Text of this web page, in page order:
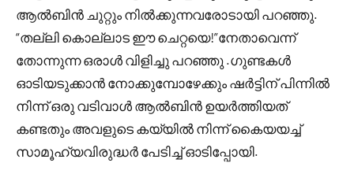
ആൽബിൻ ചുറ്റും നിൽക്കുന്നവരോടായി പറഞ്ഞു.
“തല്ലി കൊല്ലാട ഈ ചെറ്റയെ!”നേതാവെന്ന്
തോന്നുന്ന ഒരാൾ വിളിച്ചു പറഞ്ഞു .ഗുണ്ടകൾ
ഓടിയടുക്കാൻ നോക്കുമ്പോഴേക്കും ഷർട്ടിന് പിന്നിൽ
നിന്ന് ഒരു വടിവാൾ ആൽബിൻ ഉയർത്തിയത്
കണ്ടതും അവളുടെ കയ്യിൽ നിന്ന് കൈയയച്ച്
സാമൂഹ്യവിരുദ്ധർ പേടിച്ച് ഓടിപ്പോയി.